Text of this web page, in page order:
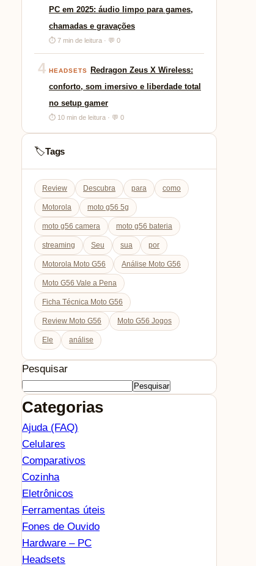
PC em 2025: áudio limpo para games,
chamadas e gravações
⏱ 7 min de leitura · 💬 0
4 HEADSETS
Redragon Zeus X Wireless:
conforto, som imersivo e liberdade total
no setup gamer
⏱ 10 min de leitura · 💬 0
🏷️Tags
Review Descubra para como
Motorola moto g56 5g
moto g56 camera moto g56 bateria
streaming Seu sua por
Motorola Moto G56 Análise Moto G56
Moto G56 Vale a Pena
Ficha Técnica Moto G56
Review Moto G56 Moto G56 Jogos
Ele análise
Pesquisar
Pesquisar
Categorias
Ajuda (FAQ)
Celulares
Comparativos
Cozinha
Eletrônicos
Ferramentas úteis
Fones de Ouvido
Hardware – PC
Headsets